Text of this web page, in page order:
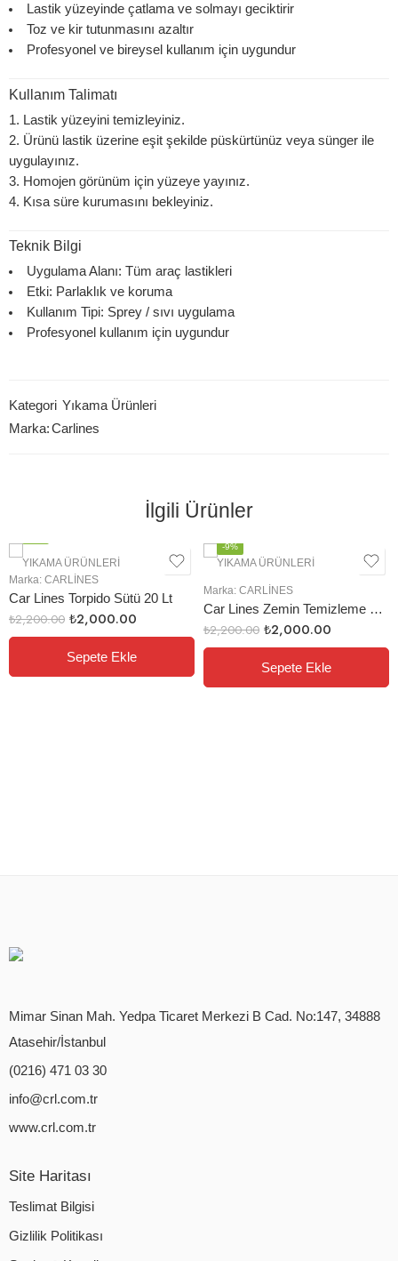
Lastik yüzeyinde çatlama ve solmayı geciktirir
Toz ve kir tutunmasını azaltır
Profesyonel ve bireysel kullanım için uygundur
Kullanım Talimatı
Lastik yüzeyini temizleyiniz.
Ürünü lastik üzerine eşit şekilde püskürtünüz veya sünger ile
uygulayınız.
Homojen görünüm için yüzeye yayınız.
Kısa süre kurumasını bekleyiniz.
Teknik Bilgi
Uygulama Alanı: Tüm araç lastikleri
Etki: Parlaklık ve koruma
Kullanım Tipi: Sprey / sıvı uygulama
Profesyonel kullanım için uygundur
Kategori Yıkama Ürünleri
Marka:Carlines
İlgili Ürünler
YIKAMA ÜRÜNLERI
Marka: CARLINES
Car Lines Torpido Sütü 20 Lt
₺2,200.00 ₺2,000.00
Sepete Ekle
YIKAMA ÜRÜNLERI
Marka: CARLINES
Car Lines Zemin Temizleme 20 Lt
-9%
₺2,200.00 ₺2,000.00
Sepete Ekle
Mimar Sinan Mah. Yedpa Ticaret Merkezi B Cad. No:147, 34888
Atasehir/İstanbul
(0216) 471 03 30
info@crl.com.tr
www.crl.com.tr
Site Haritası
Teslimat Bilgisi
Gizlilik Politikası